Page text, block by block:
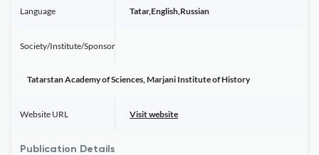
Language Tatar,English,Russian
Society/Institute/Sponsor
Tatarstan Academy of Sciences, Marjani Institute of History
Website URL Visit website
Publication Details